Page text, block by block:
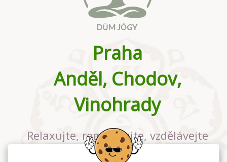
Praha
Anděl, Chodov,
Vinohrady
Relaxujte, regenerujte, vzdělávejte
se v největším jógovém studiu v